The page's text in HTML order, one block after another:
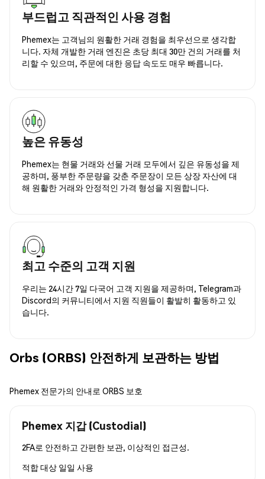
부드럽고 직관적인 사용 경험
Phemex는 고객님의 원활한 거래 경험을 최우선으로 생각합
니다. 자체 개발한 거래 엔진은 초당 최대 30만 건의 거래를 처
리할 수 있으며, 주문에 대한 응답 속도도 매우 빠릅니다.
높은 유동성
Phemex는 현물 거래와 선물 거래 모두에서 깊은 유동성을 제
공하며, 풍부한 주문량을 갖춘 주문장이 모든 상장 자산에 대
해 원활한 거래와 안정적인 가격 형성을 지원합니다.
최고 수준의 고객 지원
우리는 24시간 7일 다국어 고객 지원을 제공하며, Telegram과
Discord의 커뮤니티에서 지원 직원들이 활발히 활동하고 있
습니다.
Orbs (ORBS) 안전하게 보관하는 방법
Phemex 전문가의 안내로 ORBS 보호
Phemex 지갑 (Custodial)
2FA로 안전하고 간편한 보관, 이상적인 접근성.
적합 대상 일일 사용